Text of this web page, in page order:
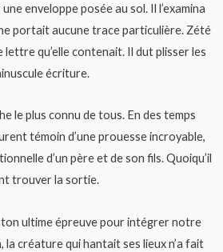
enveloppe posée au sol. Il l’examina
portait aucune trace particulière. Zété
lettre qu’elle contenait. Il dut plisser les
écriture.
le plus connu de tous. En des temps
témoin d’une prouesse incroyable,
d’un père et de son fils. Quoiqu’il
trouver la sortie.
ton ultime épreuve pour intégrer notre
créature qui hantait ses lieux n’a fait